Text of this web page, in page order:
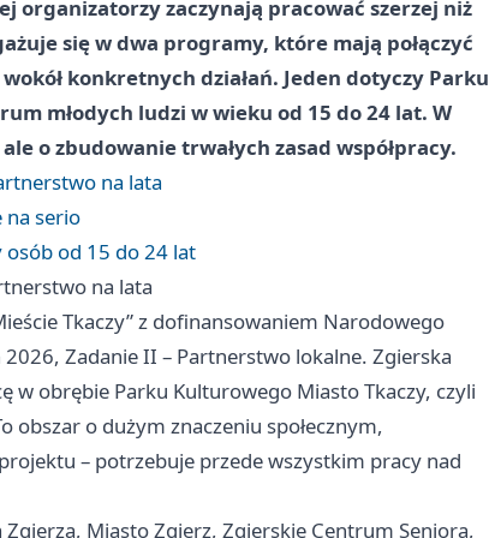
organizatorzy zaczynają pracować szerzej niż
się w dwa programy, które mają połączyć
konkretnych działań. Jeden dotyczy Parku
młodych ludzi w wieku od 15 do 24 lat. W
o zbudowanie trwałych zasad współpracy.
na lata
na serio
osób od 15 do 24 lat
na lata
Tkaczy” z dofinansowaniem Narodowego
Zadanie II – Partnerstwo lokalne. Zgierska
w obrębie Parku Kulturowego Miasto Tkaczy, czyli
obszar o dużym znaczeniu społecznym,
– potrzebuje przede wszystkim pracy nad
Miasto Zgierz, Zgierskie Centrum Seniora,